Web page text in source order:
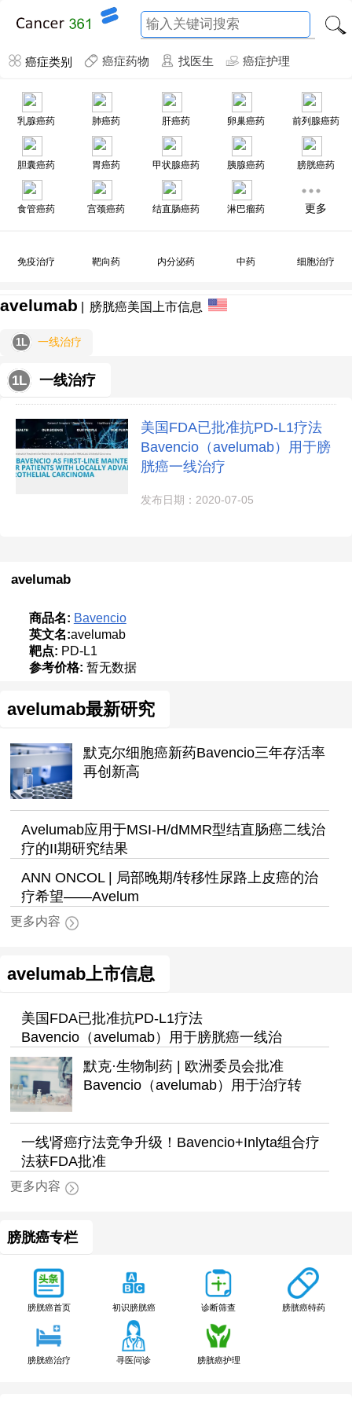
癌症类别 癌症药物 找医生 癌症护理
乳腺癌药 肺癌药 肝癌药 卵巢癌药 前列腺癌药
胆囊癌药 胃癌药 甲状腺癌药 胰腺癌药 膀胱癌药
食管癌药 宫颈癌药 结直肠癌药 淋巴瘤药 更多
免疫治疗 靶向药 内分泌药 中药 细胞治疗
avelumab 膀胱癌美国上市信息
1L 一线治疗
1L 一线治疗
美国FDA已批准抗PD-L1疗法
Bavencio（avelumab）用于膀
胱癌一线治疗
发布日期：2020-07-05
avelumab
商品名: Bavencio
英文名:avelumab
靶点: PD-L1
参考价格: 暂无数据
avelumab最新研究
默克尔细胞癌新药Bavencio三年存活率
再创新高
Avelumab应用于MSI-H/dMMR型结直肠癌二线治
疗的II期研究结果
ANN ONCOL | 局部晚期/转移性尿路上皮癌的治
疗希望——Avelum
更多内容
avelumab上市信息
美国FDA已批准抗PD-L1疗法
Bavencio（avelumab）用于膀胱癌一线治
默克·生物制药 | 欧洲委员会批准
Bavencio（avelumab）用于治疗转
一线肾癌疗法竞争升级！Bavencio+Inlyta组合疗
法获FDA批准
更多内容
膀胱癌专栏
膀胱癌首页 初识膀胱癌 诊断筛查 膀胱癌特药
膀胱癌治疗 寻医问诊 膀胱癌护理